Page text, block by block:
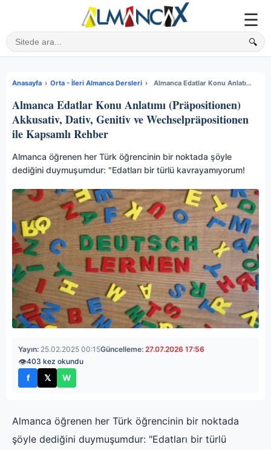
☰
Sitede ara
🔍
Anasayfa › Orta - İleri Almanca Dersleri › Almanca Edatlar Konu Anlatımı (Präpositionen) Akkusativ, Dativ, Genitiv ve Wechselpräpositionen ile Kapsamlı Rehber
Almanca Edatlar Konu Anlatımı (Präpositionen)
Akkusativ, Dativ, Genitiv ve Wechselpräpositionen
ile Kapsamlı Rehber
Almanca öğrenen her Türk öğrencinin bir noktada şöyle
dediğini duymuşumdur: "Edatları bir türlü kavrayamıyorum!
Yayın: 25.02.2025 00:15Güncelleme: 27.07.2026 17:56
👁403 kez okundu
Facebook'ta paylaş
f
X'te paylaş
𝕏
WhatsApp'ta paylaş
W
Almanca öğrenen her Türk öğrencinin bir noktada
şöyle dediğini duymuşumdur: "Edatları bir türlü